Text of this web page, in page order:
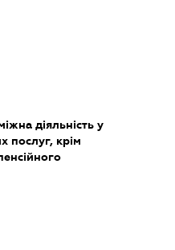
діяльність у
послуг, крім